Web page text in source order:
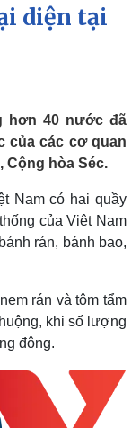
tiết
diện tại
hơn 40 nước đã
của các cơ quan
Cộng hòa Séc.
Nam có hai quầy
của Việt Nam
rán, bánh bao,
rán và tôm tẩm
khi số lượng
đông.